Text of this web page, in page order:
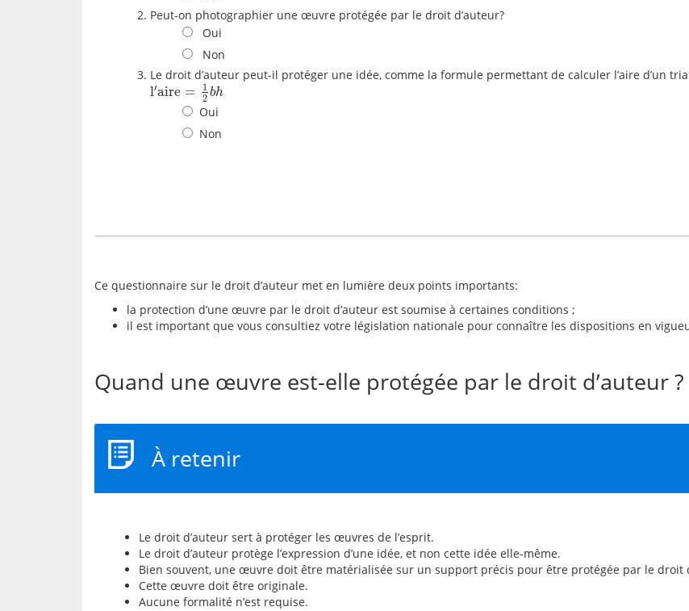
Peut-on photographier une œuvre protégée par le droit d’auteur?
Oui
Non
Le droit d’auteur peut-il protéger une idée, comme la formule permettant de calculer l’aire d’un
l′aire =
1
2 bh
l′aire= 12 bh
Oui
Non
la protection d’une œuvre par le droit d’auteur est soumise à certaines conditions ;
il est important que vous consultiez votre législation nationale pour connaître les dispositions en
Quand une œuvre est-elle protégée par le droit d’auteur ?
À retenir
Le droit d’auteur sert à protéger les œuvres de l’esprit.
Le droit d’auteur protège l’expression d’une idée, et non cette idée elle-même.
Bien souvent, une œuvre doit être matérialisée sur un support précis pour être protégée par le droit
Cette œuvre doit être originale.
Aucune formalité n’est requise.